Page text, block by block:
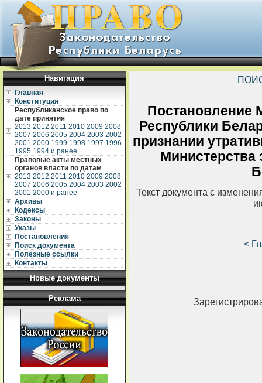
Навигация
Главная
Конституция
Республиканское право по
дате принятия
2013 2012 2011 2010 2009 2008
2007 2006 2005 2004 2003 2002
2001 2000 1999 1998 1997 1996
1995 1994 и ранее
Правовые акты местных
органов власти по датам
2013 2012 2011 2010 2009 2008
2007 2006 2005 2004 2003 2002
2001 2000 и ранее
Архивы
Кодексы
Законы
Указы
Постановления
Поиск документа
Полезные ссылки
Контакты
Новые документы
Реклама
Постановление
Республики
признании
Министерства
Текст документа с
<